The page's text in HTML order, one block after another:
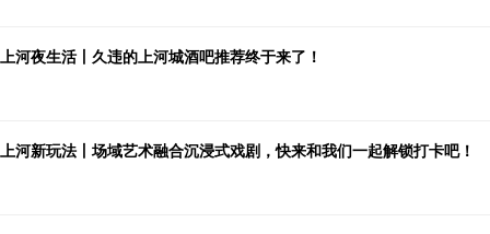
上河夜生活丨久违的上河城酒吧推荐终于来了！
上河新玩法丨场域艺术融合沉浸式戏剧，快来和我们一起解锁打卡吧！